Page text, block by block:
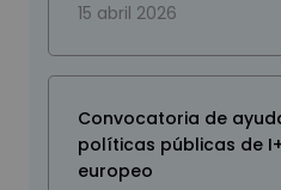
15 abril 2026
Convocatoria de
políticas públicas de
europeo